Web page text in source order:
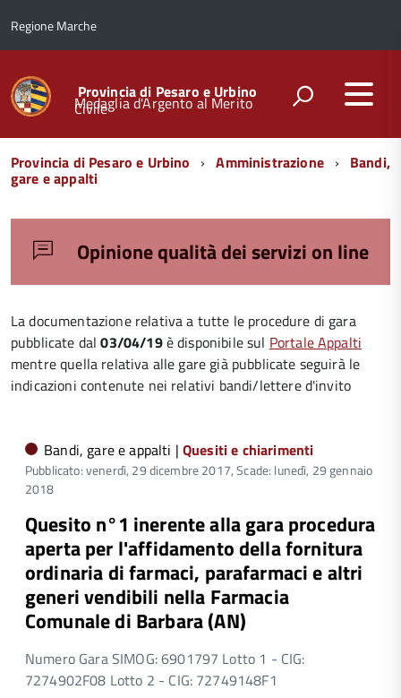
Regione Marche
Provincia di Pesaro e Urbino
Medaglia d'Argento al Merito
Civile
Menu
di
Provincia di Pesaro e Urbino Amministrazione Bandi,
gare e appalti
Opinione qualità dei servizi on line
La documentazione relativa a tutte le procedure di gara
pubblicate dal03/04/19è disponibile sul Portale Appalti
mentre quella relativa alle gare già pubblicate seguirà le
indicazioni contenute nei relativi bandi/lettere d'invito
Bandi, gare e appalti |Quesiti e chiarimenti
Pubblicato: venerdì, 29 dicembre 2017,Scade: lunedì, 29 gennaio
2018
Quesito n°1 inerente alla gara procedura
aperta per l'affidamento della fornitura
ordinaria di farmaci, parafarmaci e altri
generi vendibili nella Farmacia
Comunale di Barbara (AN)
Numero Gara SIMOG: 6901797 Lotto 1 - CIG:
7274902F08 Lotto 2 - CIG: 72749148F1